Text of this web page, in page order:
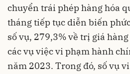
chuyển trái phép hàng hóa
tháng tiếp tục diễn biến
số vụ, 279,3% về trị giá
các vụ việc vi phạm hành
năm 2023. Trong đó, số vụ